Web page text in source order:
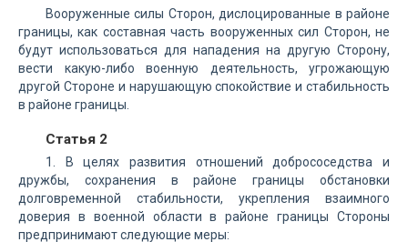
Вооруженные силы Сторон, дислоцированные в районе
границы, как составная часть вооруженных сил Сторон, не
будут использоваться для нападения на другую Сторону,
вести какую-либо военную деятельность, угрожающую
другой Стороне и нарушающую спокойствие и стабильность
в районе границы.
Статья 2
1. В целях развития отношений добрососедства и
дружбы, сохранения в районе границы обстановки
долговременной стабильности, укрепления взаимного
доверия в военной области в районе границы Стороны
предпринимают следующие меры: